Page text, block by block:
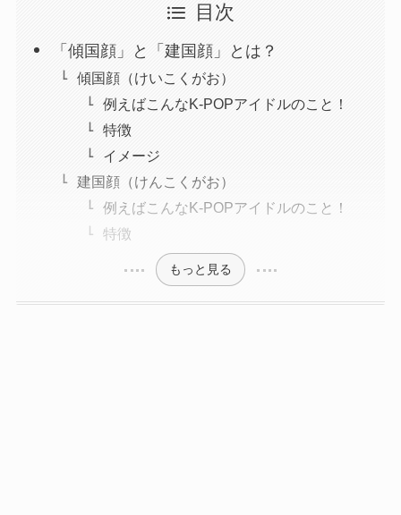
目次
「傾国顔」と「建国顔」とは？
傾国顔（けいこくがお）
例えばこんなK-POPアイドルのこと！
特徴
イメージ
建国顔（けんこくがお）
例えばこんなK-POPアイドルのこと！
特徴
もっと見る